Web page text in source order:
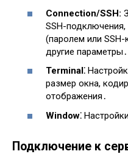
Connection/SSH:
SSH-
(паролем или
другие параметры․
Terminal⁚
размер окна,
отображения․
Window⁚
Подключение к